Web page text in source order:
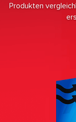
Produkten